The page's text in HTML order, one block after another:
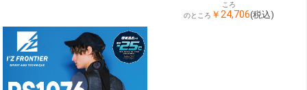
ころ
のところ ￥24,706(税込)